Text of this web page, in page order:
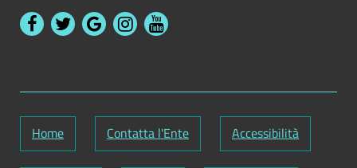
Home Contatta l'Ente Accessibilità